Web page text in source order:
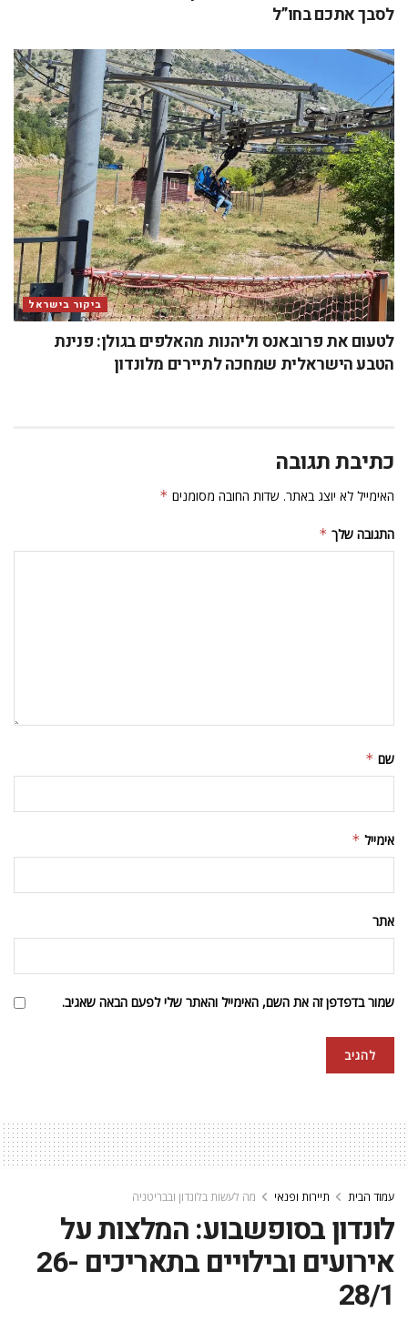
לסבך אתכם בחו”ל
ביקור בישראל
לטעום את פרובאנס וליהנות מהאלפים בגולן: פנינת
הטבע הישראלית שמחכה לתיירים מלונדון
כתיבת תגובה
האימייל לא יוצג באתר. שדות החובה מסומנים *
התגובה שלך *
שם *
אימייל *
אתר
שמור בדפדפן זה את השם, האימייל והאתר שלי לפעם הבאה שאגיב.
עמוד הבית תיירות ופנאי מה לעשות בלונדון ובבריטניה
לונדון בסופשבוע: המלצות על
אירועים ובילויים בתאריכים 26-
28/1